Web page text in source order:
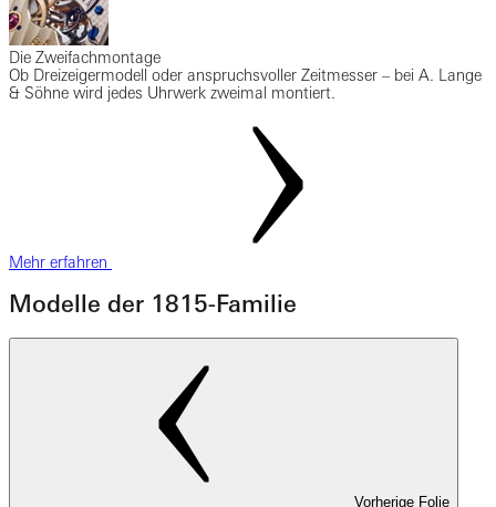
Die Zweifachmontage
Ob Dreizeigermodell oder anspruchsvoller Zeitmesser – bei A. Lange
& Söhne wird jedes Uhrwerk zweimal montiert.
Mehr erfahren
Modelle der 1815-Familie
Vorherige Folie